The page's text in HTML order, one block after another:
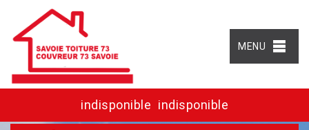
MENU
indisponible indisponible